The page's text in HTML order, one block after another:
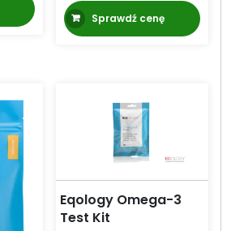
Sprawdź cenę
Eqology Omega-3
Test Kit